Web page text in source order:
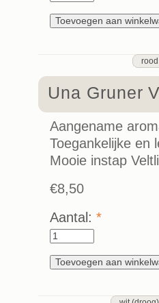
rood
Una Gruner
Aangename
Toegankelijke en
Mooie instap
€8,50
Aantal: *